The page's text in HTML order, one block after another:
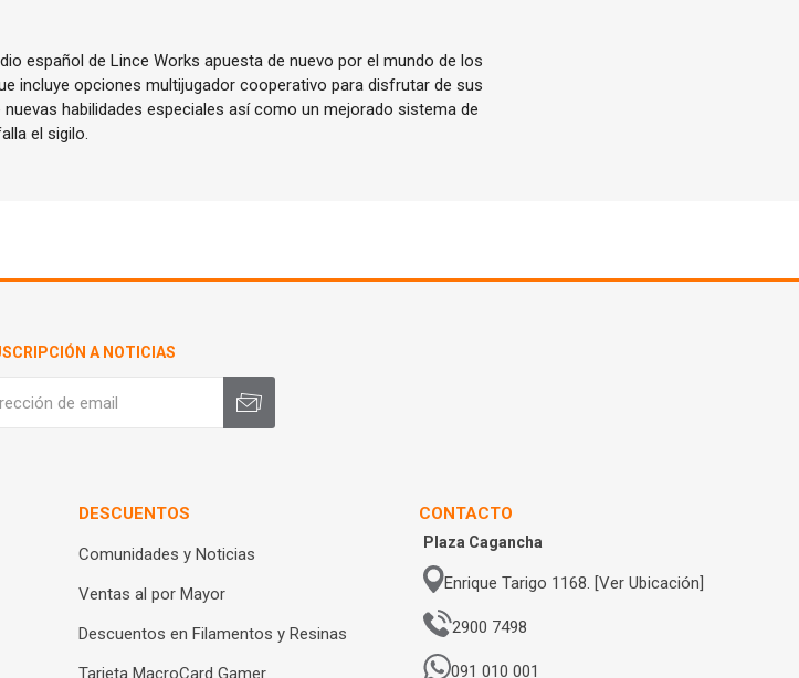
español de Lince Works apuesta de nuevo por el mundo de los
incluye opciones multijugador cooperativo para disfrutar de sus
habilidades especiales así como un mejorado sistema de
el sigilo.
A NOTICIAS
DESCUENTOS
Comunidades y Noticias
Ventas al por Mayor
Descuentos en Filamentos y Resinas
Tarjeta MacroCard Gamer
CONTACTO
Plaza Cagancha
Enrique Tarigo 1168. [Ver Ubicación]
2900 7498
091 010 001